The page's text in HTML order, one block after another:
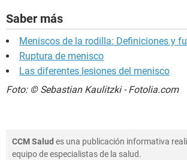
Saber más
Meniscos de la rodilla: Definiciones y
Ruptura de menisco
Las diferentes lesiones del menisco
Foto: © Sebastian Kaulitzki - Fotolia.com
CCM Salud es una publicación informativa
equipo de especialistas de la salud.